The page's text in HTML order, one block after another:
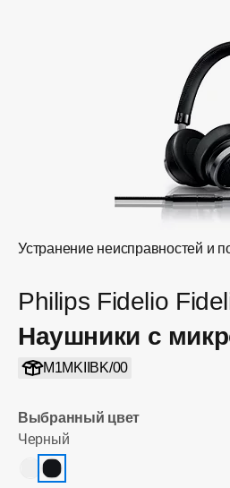
Устранение неисправностей и
Philips Fidelio
Наушники с
M1MKIIBK/00
Выбранный цвет
Черный